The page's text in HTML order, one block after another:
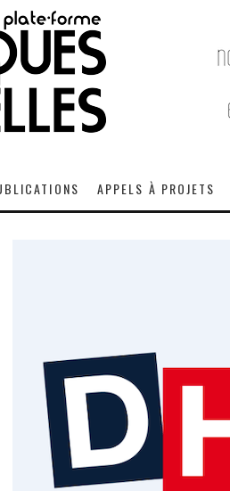
APPELS À PROJETS